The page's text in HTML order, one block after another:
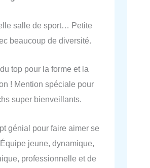
salle de sport… Petite
beaucoup de diversité.
top pour la forme et la
! Mention spéciale pour
super bienveillants.
génial pour faire aimer se
jeune, dynamique,
professionnelle et de